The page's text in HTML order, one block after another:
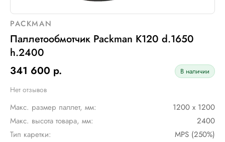
PACKMAN
Паллетообмотчик Packman K120 d.1650
h.2400
341 600 р.
В наличии
Нет отзывов
Макс. размер паллет, мм:
1200 х 1200
Макс. высота товара, мм:
2400
Тип каретки:
MPS (250%)